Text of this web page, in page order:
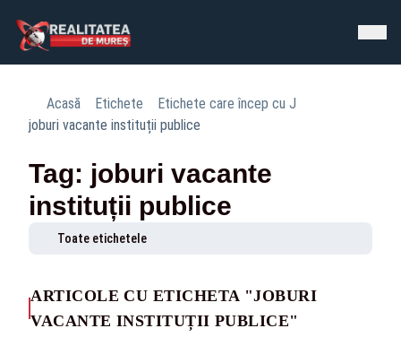
Acasă Etichete
Etichete care încep cu J
joburi vacante instituții publice
Tag: joburi vacante
instituții publice
Toate etichetele
ARTICOLE CU ETICHETA "JOBURI
VACANTE INSTITUȚII PUBLICE"